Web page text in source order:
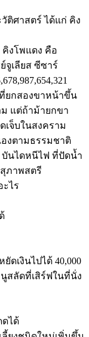
ติศาสตร์ ได้แก่ คิง
คิงโพแดง คือ
เลียส ซีซาร์
ยกสองขาหน้าขึ้น
แต่ถ้าม้ายกขา
เจ็บในสงคราม
งตามธรรมชาติ
นไดหนีไฟ ที่ปัดน้ำ
ภาพสตรี
ะไร
ดเงินไปได้ 40,000
สลัดที่เสิร์ฟในที่นั่ง
ดได้